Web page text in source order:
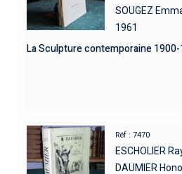
SOUGEZ
1961
La Sculpture contemporaine
Réf : 7470
ESCHOLIER
DAUMIER